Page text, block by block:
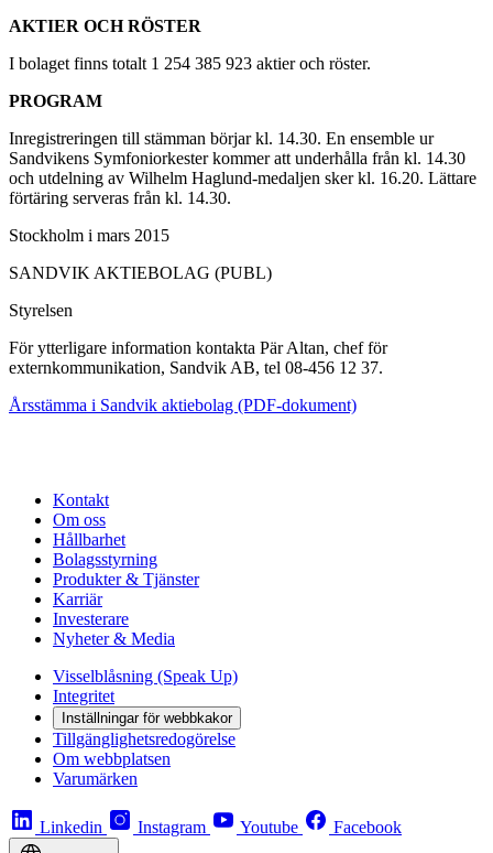
AKTIER OCH RÖSTER
I bolaget finns totalt 1 254 385 923 aktier och röster.
PROGRAM
Inregistreringen till stämman börjar kl. 14.30. En ensemble ur
Sandvikens Symfoniorkester kommer att underhålla från kl. 14.30
och utdelning av Wilhelm Haglund-medaljen sker kl. 16.20. Lättare
förtäring serveras från kl. 14.30.
Stockholm i mars 2015
SANDVIK AKTIEBOLAG (PUBL)
Styrelsen
För ytterligare information kontakta Pär Altan, chef för
externkommunikation, Sandvik AB, tel 08-456 12 37.
Årsstämma i Sandvik aktiebolag (PDF-dokument)
Kontakt
Om oss
Hållbarhet
Bolagsstyrning
Produkter & Tjänster
Karriär
Investerare
Nyheter & Media
Visselblåsning (Speak Up)
Integritet
Inställningar för webbkakor
Tillgänglighetsredogörelse
Om webbplatsen
Varumärken
Linkedin Instagram Youtube Facebook